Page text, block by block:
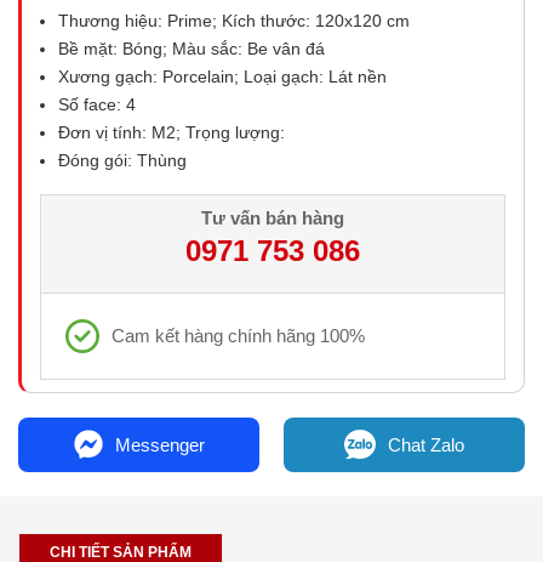
Thương hiệu: Prime; Kích thước: 120x120 cm
Bề mặt: Bóng; Màu sắc: Be vân đá
Xương gạch: Porcelain; Loại gạch: Lát nền
Số face: 4
Đơn vị tính: M2; Trọng lượng:
Đóng gói: Thùng
Tư vấn bán hàng
0971 753 086
Cam kết hàng chính hãng 100%
Messenger Chat Zalo
CHI TIẾT SẢN PHẨM